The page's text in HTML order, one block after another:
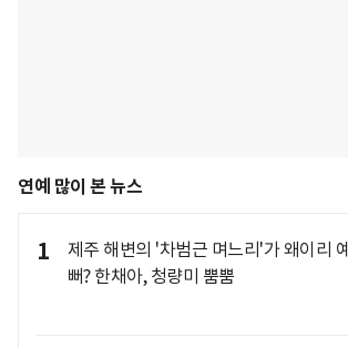
연예 많이 본 뉴스
1
제주 해변의 '차범근 며느리'가 왜이리 예
뻐? 한채아, 청량미 뿜뿜